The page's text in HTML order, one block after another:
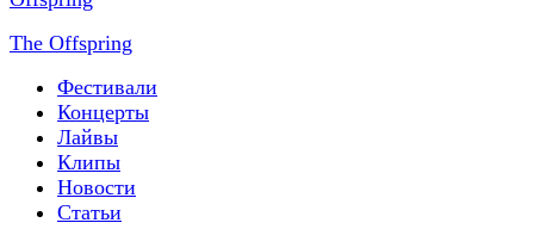
The Offspring
Фестивали
Концерты
Лайвы
Клипы
Новости
Статьи